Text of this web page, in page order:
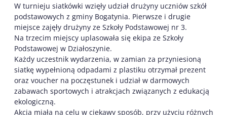
W turnieju siatkówki wzięły udział drużyny uczniów szkół
podstawowych z gminy Bogatynia. Pierwsze i drugie
miejsce zajęły drużyny ze Szkoły Podstawowej nr 3.
Na trzecim miejscy uplasowała się ekipa ze Szkoły
Podstawowej w Działoszynie.
Każdy uczestnik wydarzenia, w zamian za przyniesioną
siatkę wypełnioną odpadami z plastiku otrzymał prezent
oraz voucher na poczęstunek i udział w darmowych
zabawach sportowych i atrakcjach związanych z edukacją
ekologiczną.
Akcja miała na celu w ciekawy sposób, przy użyciu różnych